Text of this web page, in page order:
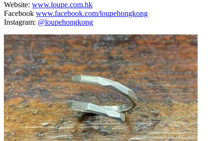
Website: www.loupe.com.hk
Facebook www.facebook.com/loupehongkong
Instagram: @loupehongkong